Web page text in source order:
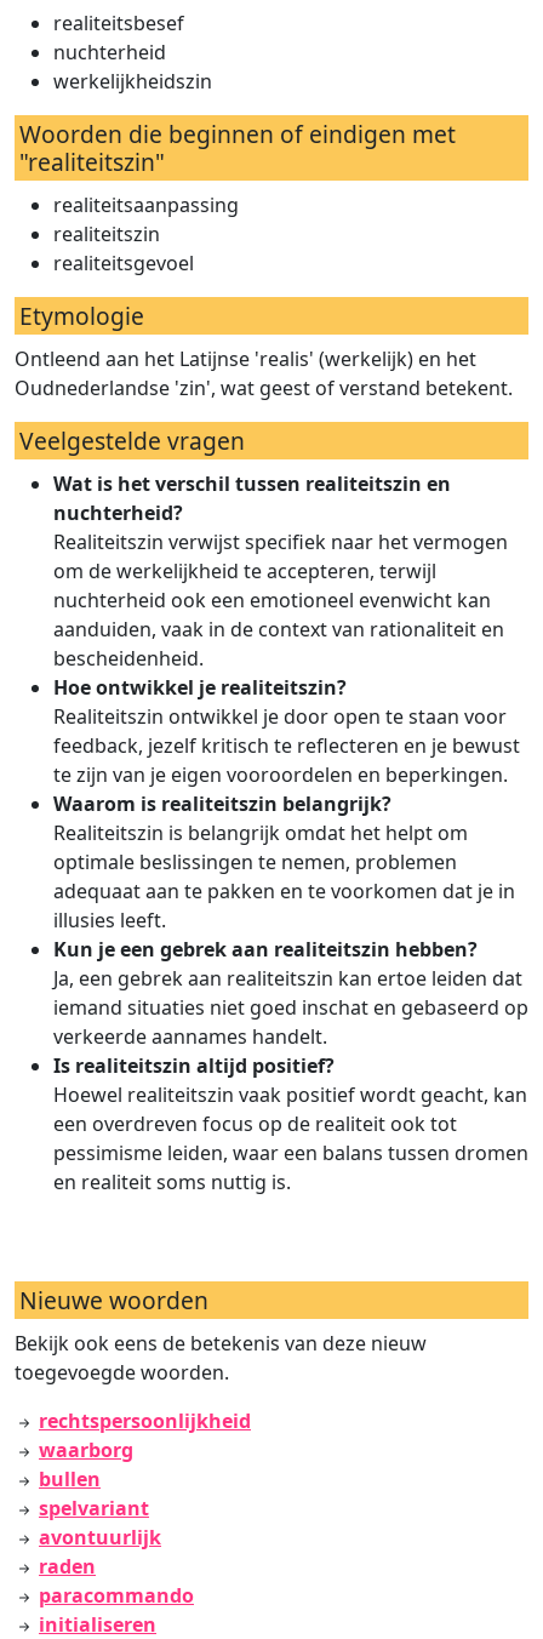
realiteitsbesef
nuchterheid
werkelijkheidszin
Woorden die beginnen of eindigen met
"realiteitszin"
realiteitsaanpassing
realiteitszin
realiteitsgevoel
Etymologie
Ontleend aan het Latijnse 'realis' (werkelijk) en het
Oudnederlandse 'zin', wat geest of verstand betekent.
Veelgestelde vragen
Wat is het verschil tussen realiteitszin en
nuchterheid?
Realiteitszin verwijst specifiek naar het vermogen
om de werkelijkheid te accepteren, terwijl
nuchterheid ook een emotioneel evenwicht kan
aanduiden, vaak in de context van rationaliteit en
bescheidenheid.
Hoe ontwikkel je realiteitszin?
Realiteitszin ontwikkel je door open te staan voor
feedback, jezelf kritisch te reflecteren en je bewust
te zijn van je eigen vooroordelen en beperkingen.
Waarom is realiteitszin belangrijk?
Realiteitszin is belangrijk omdat het helpt om
optimale beslissingen te nemen, problemen
adequaat aan te pakken en te voorkomen dat je in
illusies leeft.
Kun je een gebrek aan realiteitszin hebben?
Ja, een gebrek aan realiteitszin kan ertoe leiden dat
iemand situaties niet goed inschat en gebaseerd op
verkeerde aannames handelt.
Is realiteitszin altijd positief?
Hoewel realiteitszin vaak positief wordt geacht, kan
een overdreven focus op de realiteit ook tot
pessimisme leiden, waar een balans tussen dromen
en realiteit soms nuttig is.
Nieuwe woorden
Bekijk ook eens de betekenis van deze nieuw
toegevoegde woorden.
rechtspersoonlijkheid
waarborg
bullen
spelvariant
avontuurlijk
raden
paracommando
initialiseren